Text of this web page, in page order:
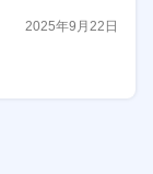
2025年9月22日